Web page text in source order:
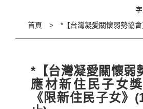
首頁
*【台灣凝愛關懷弱
應材新住民子女
《限新住民子女》